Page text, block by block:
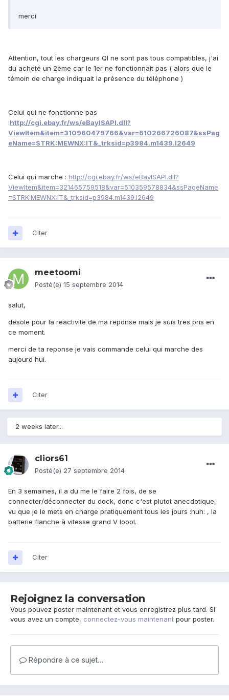
merci
Attention, tout les chargeurs QI ne sont pas tous compatibles, j'ai
du acheté un 2ème car le 1er ne fonctionnait pas ( alors que le
témoin de charge indiquait la présence du téléphone )
Celui qui ne fonctionne pas
:http://cgi.ebay.fr/ws/eBayISAPI.dll?
ViewItem&item=310960479766&var=610266726087&ssPag
eName=STRK:MEWNX:IT&_trksid=p3984.m1439.l2649
Celui qui marche : http://cgi.ebay.fr/ws/eBayISAPI.dll?
ViewItem&item=321465759518&var=510359578834&ssPageName
=STRK:MEWNX:IT&_trksid=p3984.m1439.l2649
Citer
meetoomi
Posté(e) 15 septembre 2014
salut,
desole pour la reactivite de ma reponse mais je suis tres pris en
ce moment.
merci de ta reponse je vais commande celui qui marche des
aujourd hui.
Citer
2 weeks later...
cliors61
Posté(e) 27 septembre 2014
En 3 semaines, il a du me le faire 2 fois, de se
connecter/déconnecter du dock, donc c'est plutot anecdotique,
vu que je le mets en charge pratiquement tous les jours :huh: , la
batterie flanche à vitesse grand V loool.
Citer
Rejoignez la conversation
Vous pouvez poster maintenant et vous enregistrez plus tard. Si
vous avez un compte, connectez-vous maintenant pour poster.
Répondre à ce sujet…